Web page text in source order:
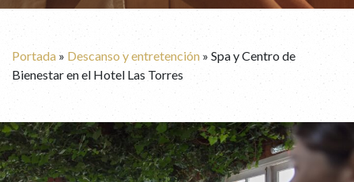
Portada » Descanso y entretención » Spa y Centro de
Bienestar en el Hotel Las Torres